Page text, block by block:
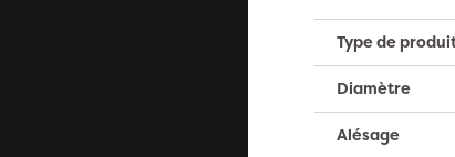
Type de
Diamètre
Alésage